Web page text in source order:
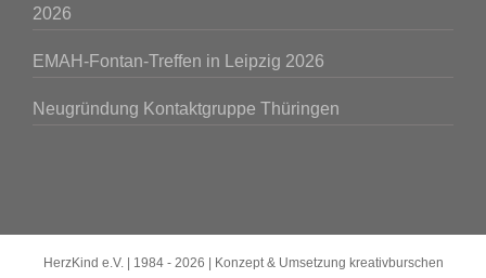
2026
EMAH-Fontan-Treffen in Leipzig 2026
Neugründung Kontaktgruppe Thüringen
HerzKind e.V. | 1984 - 2026 | Konzept & Umsetzung kreativburschen